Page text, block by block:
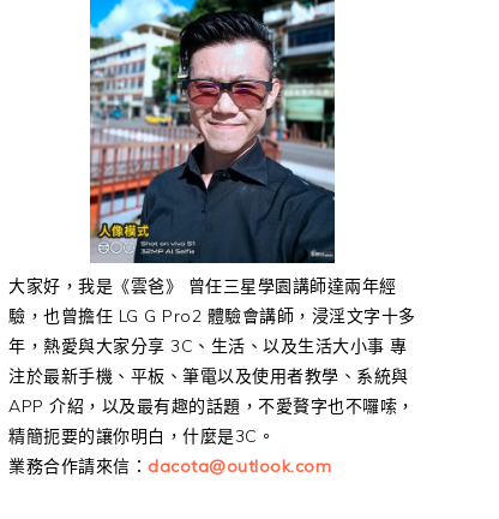
大家好，我是《雲爸》 曾任三星學園講師達兩年經
驗，也曾擔任 LG G Pro2 體驗會講師，浸淫文字十多
年，熱愛與大家分享 3C、生活、以及生活大小事 專
注於最新手機、平板、筆電以及使用者教學、系統與
APP 介紹，以及最有趣的話題，不愛贅字也不囉嗦，
精簡扼要的讓你明白，什麼是3C。
業務合作請來信： dacota@outlook.com